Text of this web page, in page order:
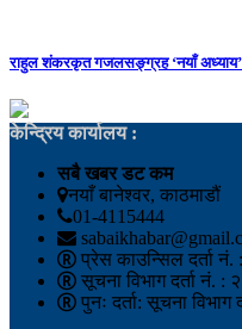
राहुल शंकरकृत गजलसङ्ग्रह ‘नयाँ अध्याय’
केन्द्रिय कार्यालय :
सबै खबर डट कम
नयाँ बानेश्वर, काठमाडौं
01-4115444
प्रेस काउन्सिल दर्ता
सूचना विभाग दर्ता नं.
पुनः दर्ता: सूचना